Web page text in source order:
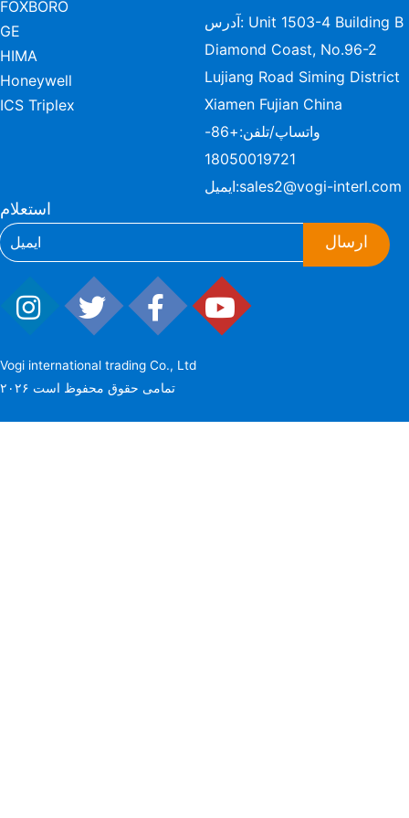
FOXBORO
GE
HIMA
Honeywell
ICS Triplex
آدرس: Unit 1503-4 Building B
Diamond Coast, No.96-2
Lujiang Road Siming District
Xiamen Fujian China
واتساپ/تلفن:
+86-
18050019721
ایمیل:sales2@vogi-interl.com
استعلام
ارسال
Vogi international trading Co., Ltd
۲۰۲۶ تمامی حقوق محفوظ است